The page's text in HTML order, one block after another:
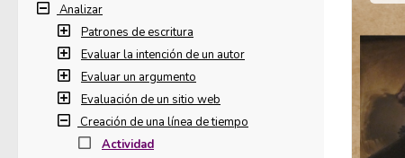
Analizar
Patrones de escritura
Evaluar la intención de un autor
Evaluar un argumento
Evaluación de un sitio web
Creación de una línea de tiempo
Actividad